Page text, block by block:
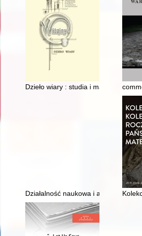
Dzieło wiary : studia i materiały do
Działalność naukowa i akademicka